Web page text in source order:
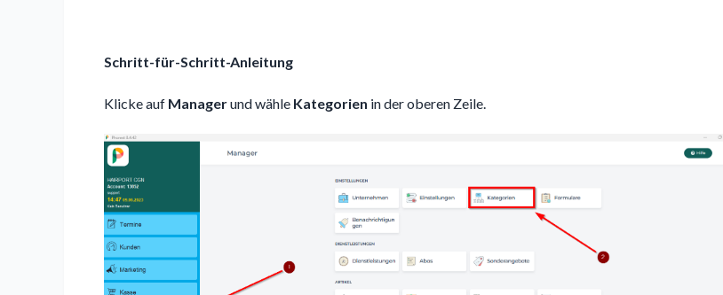
Schritt-für-Schritt-Anleitung
Klicke auf Managerund wähle Kategorien in der oberen Zeile.